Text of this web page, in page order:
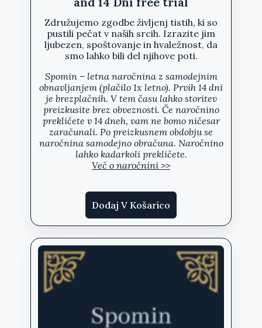
Združujemo zgodbe življenj tistih, ki so
pustili pečat v naših srcih. Izrazite jim
ljubezen, spoštovanje in hvaležnost, da
smo lahko bili del njihove poti.
Spomin – letna naročnina z samodejnim
obnavljanjem (plačilo 1x letno). Prvih 14 dni
je brezplačnih. V tem času lahko storitev
preizkusite brez obveznosti. Če naročnino
prekličete v 14 dneh, vam ne bomo ničesar
zaračunali. Po preizkusnem obdobju se
naročnina samodejno obračuna. Naročnino
lahko kadarkoli prekličete.
Več o naročnini >>
Dodaj V Košarico